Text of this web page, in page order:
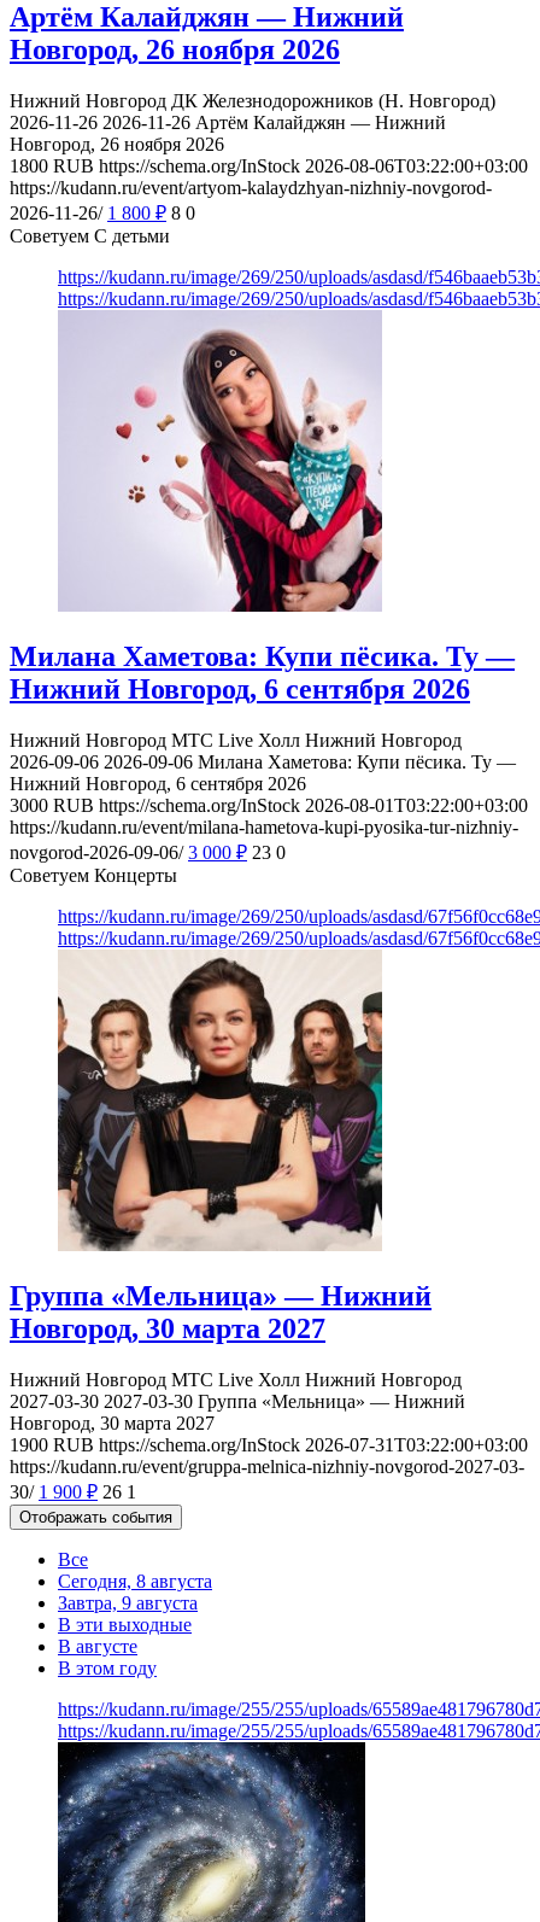
Артём Калайджян — Нижний
Новгород, 26 ноября 2026
Нижний Новгород ДК Железнодорожников (Н. Новгород)
2026-11-26 2026-11-26 Артём Калайджян — Нижний
Новгород, 26 ноября 2026
1800 RUB https://schema.org/InStock 2026-08-06T03:22:00+03:00
https://kudann.ru/event/artyom-kalaydzhyan-nizhniy-novgorod-
2026-11-26/ 1 800 ₽ 8 0
Советуем С детьми
https://kudann.ru/image/269/250/uploads/asdasd/
https://kudann.ru/image/269/250/uploads/asdasd/
Милана Хаметова: Купи пёсика. Ту —
Нижний Новгород, 6 сентября 2026
Нижний Новгород МТС Live Холл Нижний Новгород
2026-09-06 2026-09-06 Милана Хаметова: Купи пёсика. Ту —
Нижний Новгород, 6 сентября 2026
3000 RUB https://schema.org/InStock 2026-08-01T03:22:00+03:00
https://kudann.ru/event/milana-hametova-kupi-pyosika-tur-nizhniy-
novgorod-2026-09-06/ 3 000 ₽ 23 0
Советуем Концерты
https://kudann.ru/image/269/250/uploads/asdasd/
https://kudann.ru/image/269/250/uploads/asdasd/
Группа «Мельница» — Нижний
Новгород, 30 марта 2027
Нижний Новгород МТС Live Холл Нижний Новгород
2027-03-30 2027-03-30 Группа «Мельница» — Нижний
Новгород, 30 марта 2027
1900 RUB https://schema.org/InStock 2026-07-31T03:22:00+03:00
https://kudann.ru/event/gruppa-melnica-nizhniy-novgorod-2027-03-
30/ 1 900 ₽ 26 1
Отображать события
Все
Сегодня, 8 августа
Завтра, 9 августа
В эти выходные
В августе
В этом году
https://kudann.ru/image/255/255/uploads/
https://kudann.ru/image/255/255/uploads/